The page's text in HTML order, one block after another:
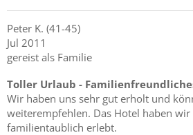
Peter K. (41-45)
Jul 2011
gereist als Familie
Toller Urlaub -
Wir haben uns sehr gut erholt und
weiterempfehlen. Das Hotel haben wir
familientaublich erlebt.